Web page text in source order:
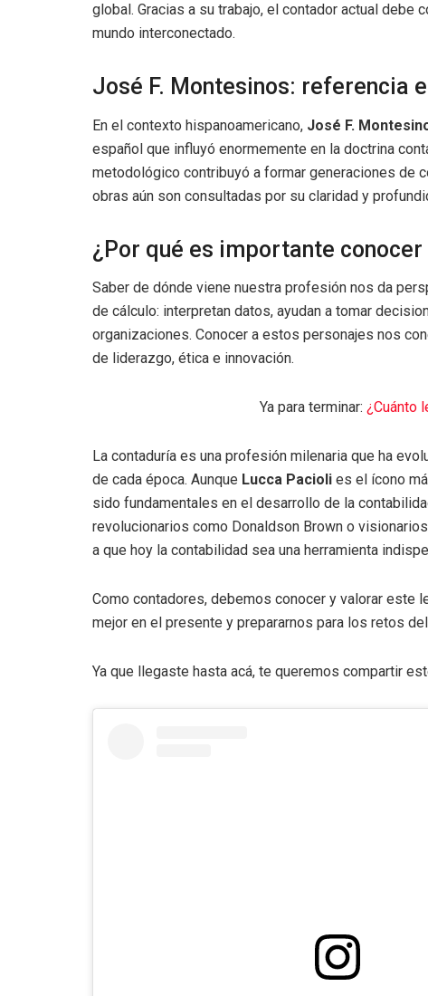
global. Gracias a su trabajo, el contador actual debe
mundo interconectado.
José F. Montesinos: referencia
En el contexto hispanoamericano, José F.
español que influyó enormemente en la doctrina
metodológico contribuyó a formar generaciones de
obras aún son consultadas por su claridad y
¿Por qué es importante
Saber de dónde viene nuestra profesión nos da
de cálculo: interpretan datos, ayudan a tomar
organizaciones. Conocer a estos personajes nos
de liderazgo, ética e innovación.
Ya para terminar: ¿Cuánto
La contaduría es una profesión milenaria que ha
de cada época. Aunque Lucca Pacioli es el ícono
sido fundamentales en el desarrollo de la
revolucionarios como Donaldson Brown o
a que hoy la contabilidad sea una herramienta
Como contadores, debemos conocer y valorar este
mejor en el presente y prepararnos para los retos
Ya que llegaste hasta acá, te queremos compartir